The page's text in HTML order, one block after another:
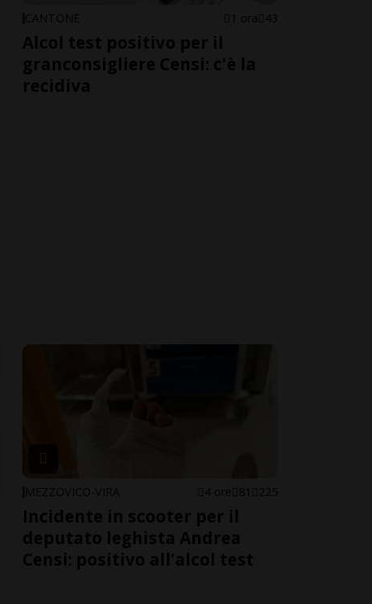
CANTONE 1 ora 43
Alcol test positivo per il
granconsigliere Censi: c'è la
recidiva
MEZZOVICO-VIRA 4 ore 81 225
Incidente in scooter per il
deputato leghista Andrea
Censi: positivo all’alcol test